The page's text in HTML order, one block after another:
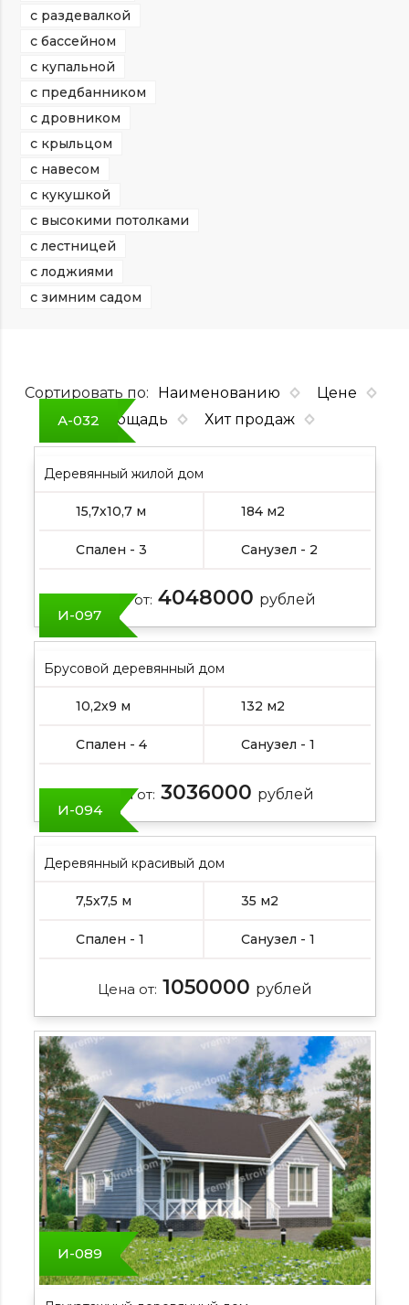
с раздевалкой
с бассейном
с купальной
с предбанником
с дровником
с крыльцом
с навесом
с кукушкой
с высокими потолками
с лестницей
с лоджиями
с зимним садом
Сортировать по: Наименованию
Цене
Площадь
Хит продаж
А-032
Деревянный жилой дом
15,7х10,7 м 184 м2
Спален - 3 Санузел - 2
Цена от: 4048000 рублей
И-097
Брусовой деревянный дом
10,2х9 м 132 м2
Спален - 4 Санузел - 1
Цена от: 3036000 рублей
И-094
Деревянный красивый дом
7,5х7,5 м 35 м2
Спален - 1 Санузел - 1
Цена от: 1050000 рублей
И-089